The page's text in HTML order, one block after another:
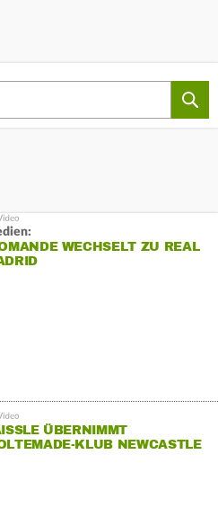
WECHSELT ZU REAL
ÜBERNIMMT
KLUB NEWCASTLE